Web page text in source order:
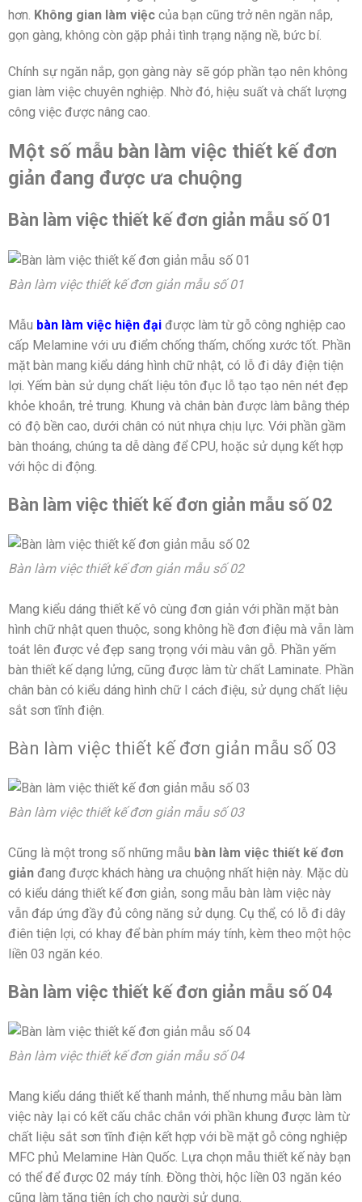
hơn. Không gian làm việc của bạn cũng trở nên ngăn nắp,
gọn gàng, không còn gặp phải tình trạng nặng nề, bức bí.
Chính sự ngăn nắp, gọn gàng này sẽ góp phần tạo nên không
gian làm việc chuyên nghiệp. Nhờ đó, hiệu suất và chất lượng
công việc được nâng cao.
Một số mẫu bàn làm việc thiết kế đơn
giản đang được ưa chuộng
Bàn làm việc thiết kế đơn giản mẫu số 01
Bàn làm việc thiết kế đơn giản mẫu số 01
Mẫu bàn làm việc hiện đại được làm từ gỗ công nghiệp cao
cấp Melamine với ưu điểm chống thấm, chống xước tốt. Phần
mặt bàn mang kiểu dáng hình chữ nhật, có lỗ đi dây điện tiện
lợi. Yếm bàn sử dụng chất liệu tôn đục lỗ tạo tạo nên nét đẹp
khỏe khoắn, trẻ trung. Khung và chân bàn được làm bằng thép
có độ bền cao, dưới chân có nút nhựa chịu lực. Với phần gầm
bàn thoáng, chúng ta dễ dàng để CPU, hoặc sử dụng kết hợp
với hộc di động.
Bàn làm việc thiết kế đơn giản mẫu số 02
Bàn làm việc thiết kế đơn giản mẫu số 02
Mang kiểu dáng thiết kế vô cùng đơn giản với phần mặt bàn
hình chữ nhật quen thuộc, song không hề đơn điệu mà vẫn làm
toát lên được vẻ đẹp sang trọng với màu vân gỗ. Phần yếm
bàn thiết kế dạng lửng, cũng được làm từ chất Laminate. Phần
chân bàn có kiểu dáng hình chữ I cách điệu, sử dụng chất liệu
sắt sơn tĩnh điện.
Bàn làm việc thiết kế đơn giản mẫu số 03
Bàn làm việc thiết kế đơn giản mẫu số 03
Cũng là một trong số những mẫu bàn làm việc thiết kế đơn
giản đang được khách hàng ưa chuộng nhất hiện này. Mặc dù
có kiểu dáng thiết kế đơn giản, song mẫu bàn làm việc này
vẫn đáp ứng đầy đủ công năng sử dụng. Cụ thể, có lỗ đi dây
điên tiện lợi, có khay để bàn phím máy tính, kèm theo một hộc
liền 03 ngăn kéo.
Bàn làm việc thiết kế đơn giản mẫu số 04
Bàn làm việc thiết kế đơn giản mẫu số 04
Mang kiểu dáng thiết kế thanh mảnh, thế nhưng mẫu bàn làm
việc này lại có kết cấu chắc chắn với phần khung được làm từ
chất liệu sắt sơn tĩnh điện kết hợp với bề mặt gỗ công nghiệp
MFC phủ Melamine Hàn Quốc. Lựa chọn mẫu thiết kế này bạn
có thể để được 02 máy tính. Đồng thời, hộc liền 03 ngăn kéo
cũng làm tăng tiện ích cho người sử dụng.